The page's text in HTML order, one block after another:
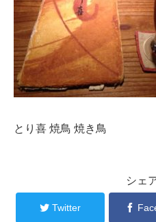
とり喜 焼鳥 焼き鳥
シェ
Twitter